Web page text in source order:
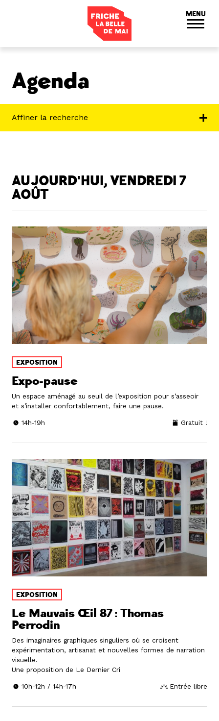
MENU
Agenda
Affiner la recherche
AUJOURD'HUI, VENDREDI 7
AOÛT
EXPOSITION
Expo-pause
Un espace aménagé au seuil de l’exposition pour s’asseoir
et s’installer confortablement, faire une pause.
14h-19h Gratuit !
EXPOSITION
Le Mauvais Œil 87 : Thomas
Perrodin
Des imaginaires graphiques singuliers où se croisent
expérimentation, artisanat et nouvelles formes de narration
visuelle.
Une proposition de Le Dernier Cri
10h-12h / 14h-17h Entrée libre
Panneau de gestion des cookies